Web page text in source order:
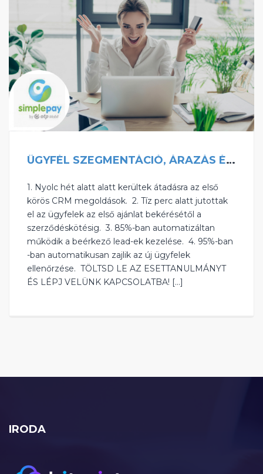
ÜGYFÉL SZEGMENTÁCIÓ, ÁRAZÁS ÉS AJÁNLATADÁS AUTOMATIZÁLÁSA
‍1. Nyolc hét alatt alatt kerültek átadásra az első
körös CRM megoldások. ‍ 2. Tíz perc alatt jutottak
el az ügyfelek az első ajánlat bekérésétől a
szerződéskötésig. ‍ 3. 85%-ban automatizáltan
működik a beérkező lead-ek kezelése. ‍ 4. 95%-ban
-ban automatikusan zajlik az új ügyfelek
ellenőrzése. ‍ TÖLTSD LE AZ ESETTANULMÁNYT
ÉS LÉPJ VELÜNK KAPCSOLATBA! […]
IRODA